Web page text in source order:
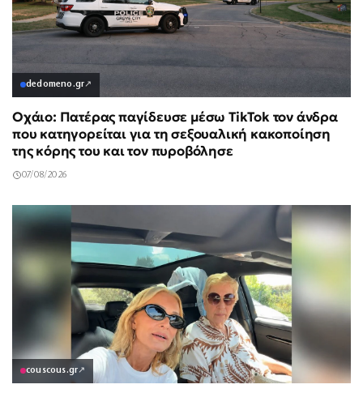
dedomeno.gr↗
Οχάιο: Πατέρας παγίδευσε μέσω TikTok τον άνδρα
που κατηγορείται για τη σεξουαλική κακοποίηση
της κόρης του και τον πυροβόλησε
07/08/2026
couscous.gr↗